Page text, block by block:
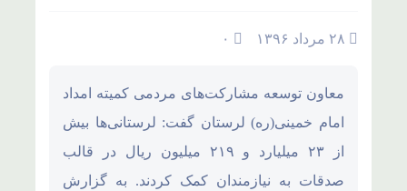
۰
معاون توسعه مشارکت‌های مردمی کمیته امداد
امام خمینی(ره) لرستان گفت: لرستانی‌ها بیش
از ۲۳ میلیارد و ۲۱۹ میلیون ریال در قالب
صدقات به نیازمندان کمک کردند. به گزارش